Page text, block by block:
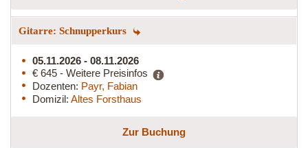
Gitarre: Schnupperkurs
05.11.2026 - 08.11.2026
€ 645 - Weitere Preisinfos
Dozenten: Payr, Fabian
Domizil: Altes Forsthaus
Zur Buchung